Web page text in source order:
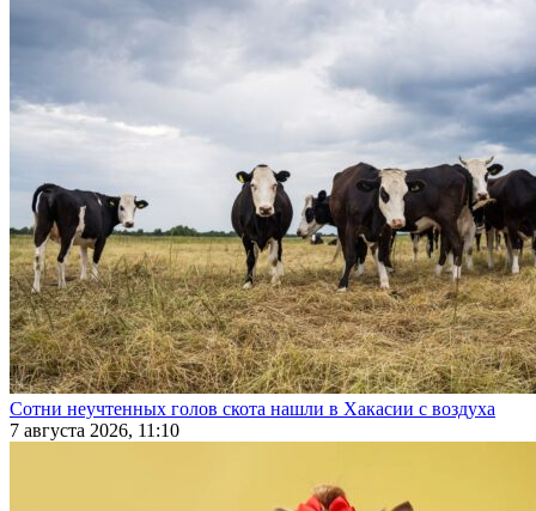
Сотни неучтенных голов скота нашли в Хакасии с воздуха
7 августа 2026, 11:10